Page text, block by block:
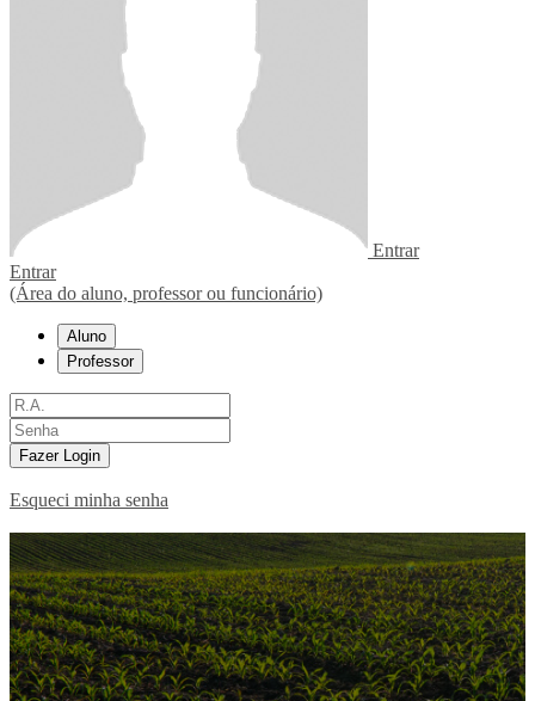
Entrar
Entrar
(Área do aluno, professor ou funcionário)
Aluno
Professor
Fazer Login
Esqueci minha senha